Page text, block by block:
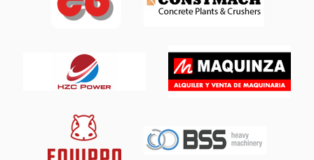
Mercedes-Benz Sprinter 500
Mercedes-Benz Vario
Merlo Tf 33.7-115
Scania G